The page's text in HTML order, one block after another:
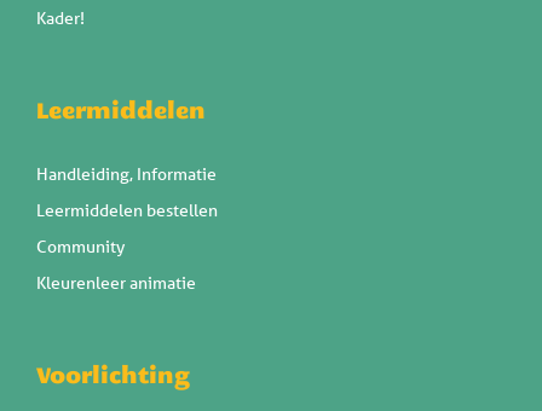
Kader!
Leermiddelen
Handleiding, Informatie
Leermiddelen bestellen
Community
Kleurenleer animatie
Voorlichting